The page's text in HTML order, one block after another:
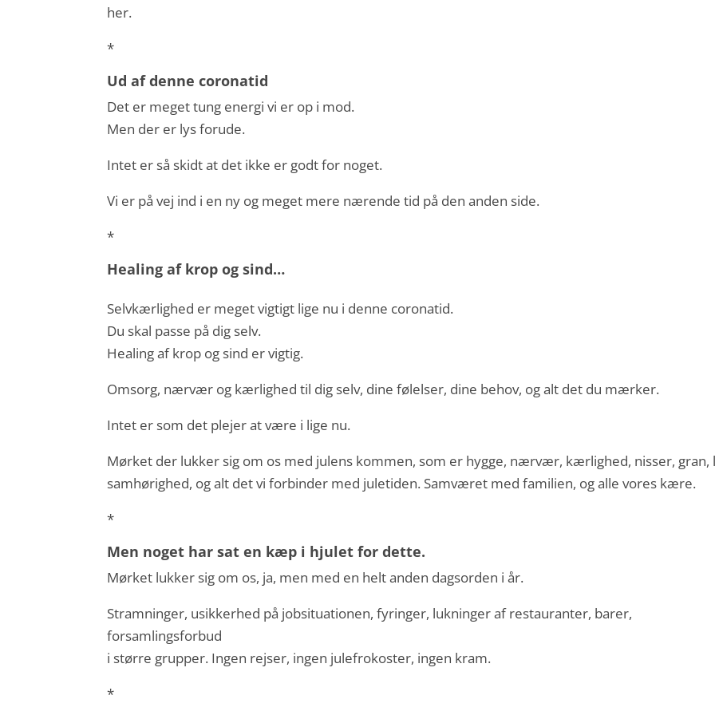
her.
*
Ud af denne coronatid
Det er meget tung energi vi er op i mod.
Men der er lys forude.
Intet er så skidt at det ikke er godt for noget.
Vi er på vej ind i en ny og meget mere nærende tid på den anden side.
*
Healing af krop og sind…
Selvkærlighed er meget vigtigt lige nu i denne coronatid.
Du skal passe på dig selv.
Healing af krop og sind er vigtig.
Omsorg, nærvær og kærlighed til dig selv, dine følelser, dine behov, og alt det du mærker.
Intet er som det plejer at være i lige nu.
Mørket der lukker sig om os med julens kommen, som er hygge, nærvær, kærlighed, nisser, gran,
samhørighed, og alt det vi forbinder med juletiden. Samværet med familien, og alle vores kære.
*
Men noget har sat en kæp i hjulet for dette.
Mørket lukker sig om os, ja, men med en helt anden dagsorden i år.
Stramninger, usikkerhed på jobsituationen, fyringer, lukninger af restauranter, barer,
forsamlingsforbud
i større grupper. Ingen rejser, ingen julefrokoster, ingen kram.
*